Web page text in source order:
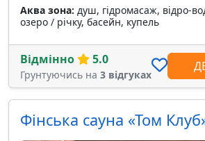
Аква зона: душ, гідромасаж, відро-
озеро / річку, басейн, купель
Відмінно 5.0
Грунтуючись на 3 відгуках
Фінська сауна «Том